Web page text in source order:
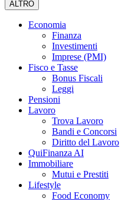
ALTRO
Economia
Finanza
Investimenti
Imprese (PMI)
Fisco e Tasse
Bonus Fiscali
Leggi
Pensioni
Lavoro
Trova Lavoro
Bandi e Concorsi
Diritto del Lavoro
QuiFinanza AI
Immobiliare
Mutui e Prestiti
Lifestyle
Food Economy